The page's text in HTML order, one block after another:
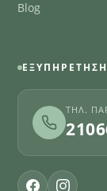
Blog
ΤΗΛ.